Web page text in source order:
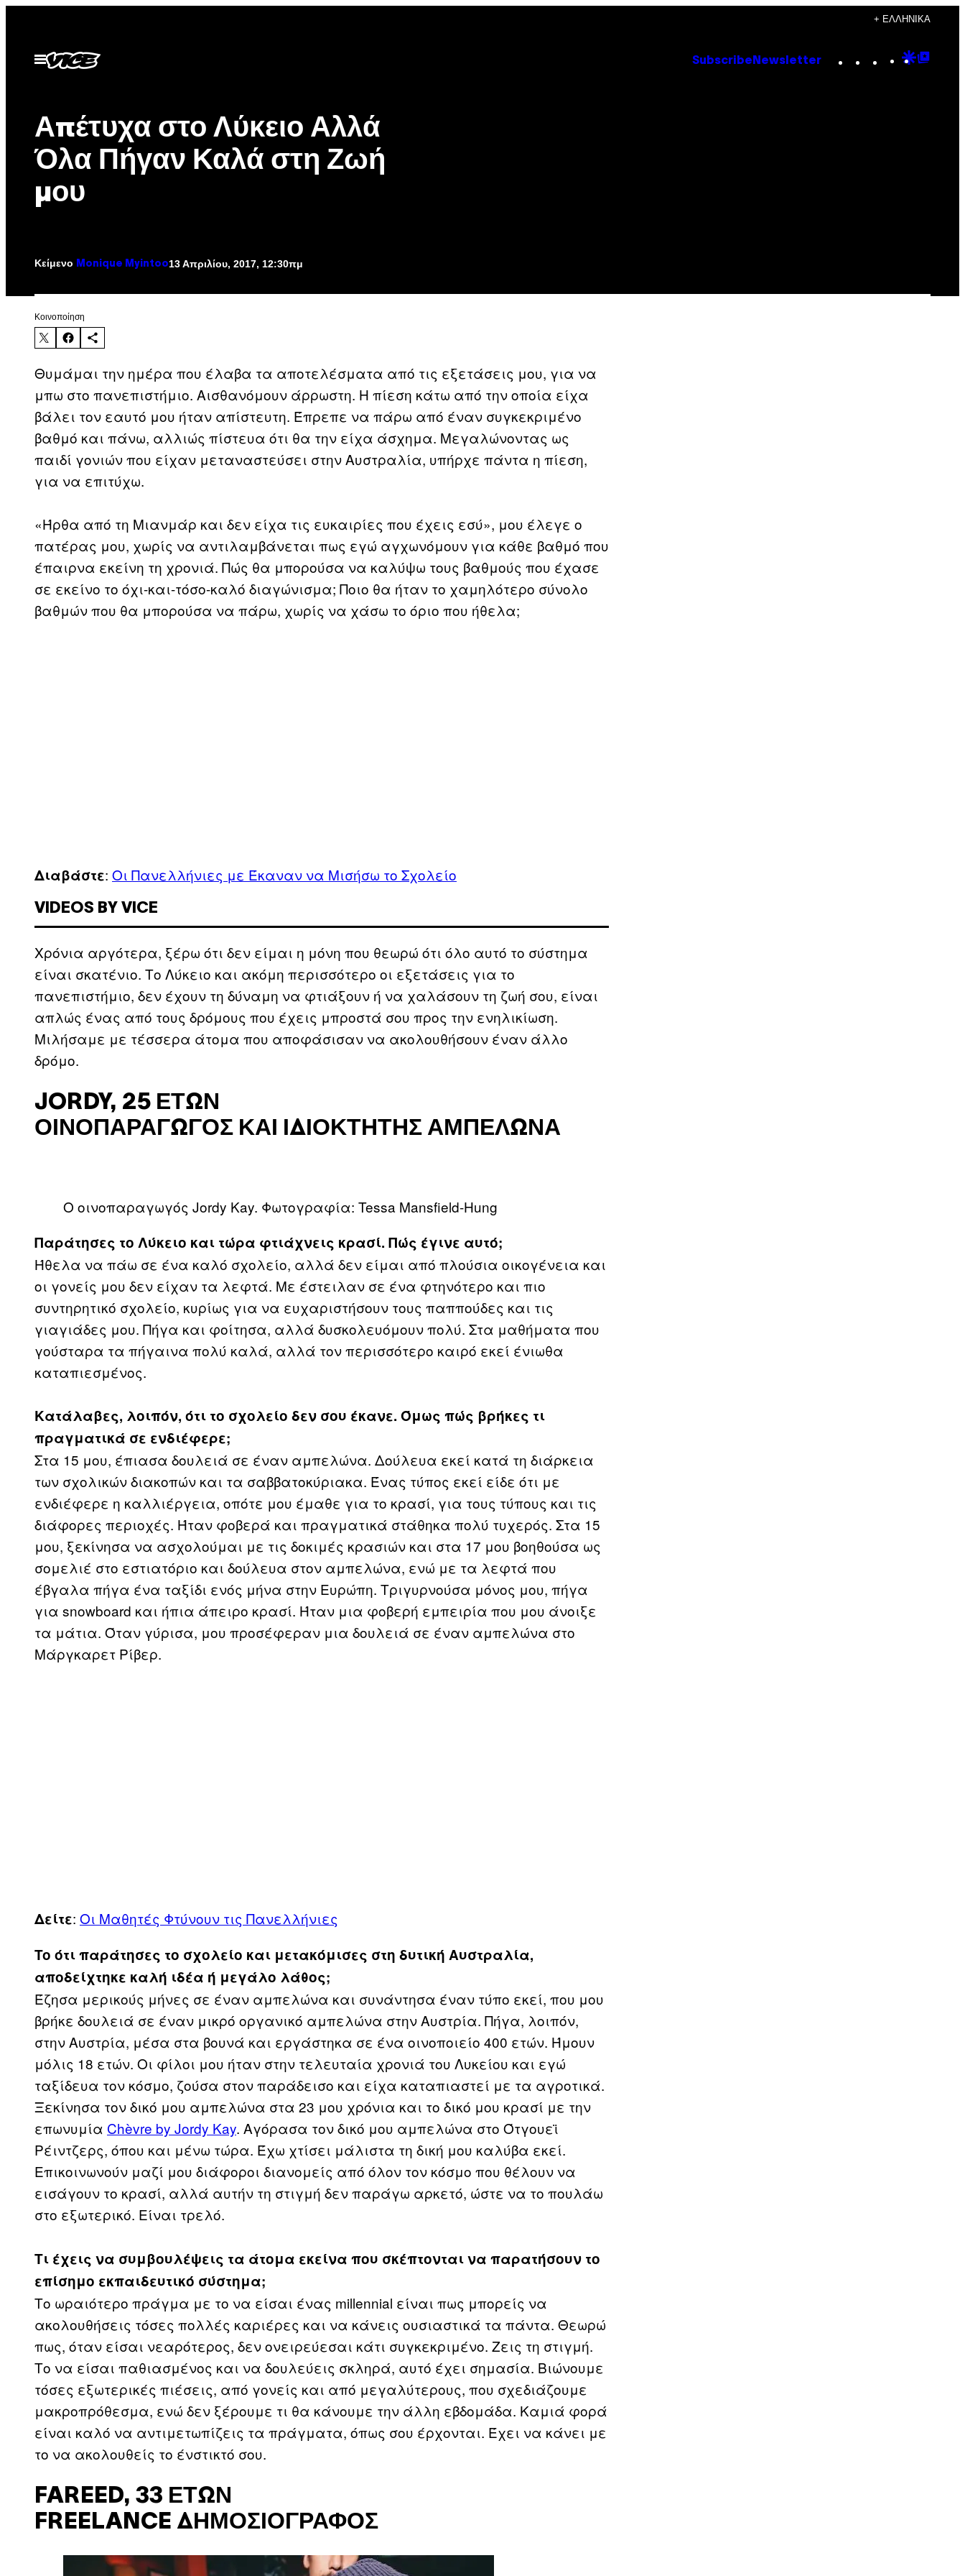
περιεχόμενο
+ ΕΛΛΗΝΙΚΆ
Ανοίξτε
το
Subscribe Newsletter Instagram
TikTok
YouTube
Google
Απέτυχα στο Λύκειο Αλλά
Όλα Πήγαν Καλά στη Ζωή
μου
Κείμενο Monique Myintoo13 Απριλίου, 2017, 12:30πμ
Kοινοποίηση
Θυμάμαι την ημέρα που έλαβα τα αποτελέσματα από τις εξετάσεις μου, για να
μπω στο πανεπιστήμιο. Αισθανόμουν άρρωστη. Η πίεση κάτω από την οποία είχα
βάλει τον εαυτό μου ήταν απίστευτη. Έπρεπε να πάρω από έναν συγκεκριμένο
βαθμό και πάνω, αλλιώς πίστευα ότι θα την είχα άσχημα. Μεγαλώνοντας ως
παιδί γονιών που είχαν μεταναστεύσει στην Αυστραλία, υπήρχε πάντα η πίεση,
για να επιτύχω.
«Ήρθα από τη Μιανμάρ και δεν είχα τις ευκαιρίες που έχεις εσύ», μου έλεγε ο
πατέρας μου, χωρίς να αντιλαμβάνεται πως εγώ αγχωνόμουν για κάθε βαθμό που
έπαιρνα εκείνη τη χρονιά. Πώς θα μπορούσα να καλύψω τους βαθμούς που έχασε
σε εκείνο το όχι-και-τόσο-καλό διαγώνισμα; Ποιο θα ήταν το χαμηλότερο σύνολο
βαθμών που θα μπορούσα να πάρω, χωρίς να χάσω το όριο που ήθελα;
Διαβάστε: Οι Πανελλήνιες με Έκαναν να Μισήσω το Σχολείο
VIDEOS BY VICE
Χρόνια αργότερα, ξέρω ότι δεν είμαι η μόνη που θεωρώ ότι όλο αυτό το σύστημα
είναι σκατένιο. Το Λύκειο και ακόμη περισσότερο οι εξετάσεις για το
πανεπιστήμιο, δεν έχουν τη δύναμη να φτιάξουν ή να χαλάσουν τη ζωή σου, είναι
απλώς ένας από τους δρόμους που έχεις μπροστά σου προς την ενηλικίωση.
Μιλήσαμε με τέσσερα άτομα που αποφάσισαν να ακολουθήσουν έναν άλλο
δρόμο.
JORDY, 25 ΕΤΏΝ
ΟΙΝΟΠΑΡΑΓΩΓΌΣ ΚΑΙ ΙΔΙΟΚΤΉΤΗΣ ΑΜΠΕΛΏΝΑ
O οινοπαραγωγός Jordy Kay. Φωτογραφία: Tessa Mansfield-Hung
Παράτησες το Λύκειο και τώρα φτιάχνεις κρασί. Πώς έγινε αυτό;
Ήθελα να πάω σε ένα καλό σχολείο, αλλά δεν είμαι από πλούσια οικογένεια και
οι γονείς μου δεν είχαν τα λεφτά. Με έστειλαν σε ένα φτηνότερο και πιο
συντηρητικό σχολείο, κυρίως για να ευχαριστήσουν τους παππούδες και τις
γιαγιάδες μου. Πήγα και φοίτησα, αλλά δυσκολευόμουν πολύ. Στα μαθήματα που
γούσταρα τα πήγαινα πολύ καλά, αλλά τον περισσότερο καιρό εκεί ένιωθα
καταπιεσμένος.
Κατάλαβες, λοιπόν, ότι το σχολείο δεν σου έκανε. Όμως πώς βρήκες τι
πραγματικά σε ενδιέφερε;
Στα 15 μου, έπιασα δουλειά σε έναν αμπελώνα. Δούλευα εκεί κατά τη διάρκεια
των σχολικών διακοπών και τα σαββατοκύριακα. Ένας τύπος εκεί είδε ότι με
ενδιέφερε η καλλιέργεια, οπότε μου έμαθε για το κρασί, για τους τύπους και τις
διάφορες περιοχές. Ήταν φοβερά και πραγματικά στάθηκα πολύ τυχερός. Στα 15
μου, ξεκίνησα να ασχολούμαι με τις δοκιμές κρασιών και στα 17 μου βοηθούσα ως
σομελιέ στο εστιατόριο και δούλευα στον αμπελώνα, ενώ με τα λεφτά που
έβγαλα πήγα ένα ταξίδι ενός μήνα στην Ευρώπη. Τριγυρνούσα μόνος μου, πήγα
για snowboard και ήπια άπειρο κρασί. Ήταν μια φοβερή εμπειρία που μου άνοιξε
τα μάτια. Όταν γύρισα, μου προσέφεραν μια δουλειά σε έναν αμπελώνα στο
Μάργκαρετ Ρίβερ.
Δείτε: Οι Μαθητές Φτύνουν τις Πανελλήνιες
To ότι παράτησες το σχολείο και μετακόμισες στη δυτική Αυστραλία,
αποδείχτηκε καλή ιδέα ή μεγάλο λάθος;
Έζησα μερικούς μήνες σε έναν αμπελώνα και συνάντησα έναν τύπο εκεί, που μου
βρήκε δουλειά σε έναν μικρό οργανικό αμπελώνα στην Αυστρία. Πήγα, λοιπόν,
στην Αυστρία, μέσα στα βουνά και εργάστηκα σε ένα οινοποιείο 400 ετών. Ήμουν
μόλις 18 ετών. Οι φίλοι μου ήταν στην τελευταία χρονιά του Λυκείου και εγώ
ταξίδευα τον κόσμο, ζούσα στον παράδεισο και είχα καταπιαστεί με τα αγροτικά.
Ξεκίνησα τον δικό μου αμπελώνα στα 23 μου χρόνια και το δικό μου κρασί με την
επωνυμία Chèvre by Jordy Kay. Αγόρασα τον δικό μου αμπελώνα στο Ότγουεϊ
Ρέιντζερς, όπου και μένω τώρα. Έχω χτίσει μάλιστα τη δική μου καλύβα εκεί.
Επικοινωνούν μαζί μου διάφοροι διανομείς από όλον τον κόσμο που θέλουν να
εισάγουν το κρασί, αλλά αυτήν τη στιγμή δεν παράγω αρκετό, ώστε να το πουλάω
στο εξωτερικό. Είναι τρελό.
Τι έχεις να συμβουλέψεις τα άτομα εκείνα που σκέπτονται να παρατήσουν το
επίσημο εκπαιδευτικό σύστημα;
Το ωραιότερο πράγμα με το να είσαι ένας millennial είναι πως μπορείς να
ακολουθήσεις τόσες πολλές καριέρες και να κάνεις ουσιαστικά τα πάντα. Θεωρώ
πως, όταν είσαι νεαρότερος, δεν ονειρεύεσαι κάτι συγκεκριμένο. Ζεις τη στιγμή.
Το να είσαι παθιασμένος και να δουλεύεις σκληρά, αυτό έχει σημασία. Βιώνουμε
τόσες εξωτερικές πιέσεις, από γονείς και από μεγαλύτερους, που σχεδιάζουμε
μακροπρόθεσμα, ενώ δεν ξέρουμε τι θα κάνουμε την άλλη εβδομάδα. Καμιά φορά
είναι καλό να αντιμετωπίζεις τα πράγματα, όπως σου έρχονται. Έχει να κάνει με
το να ακολουθείς το ένστικτό σου.
FAREED, 33 ΕΤΏΝ
FREELANCE ΔΗΜΟΣΙΟΓΡΆΦΟΣ